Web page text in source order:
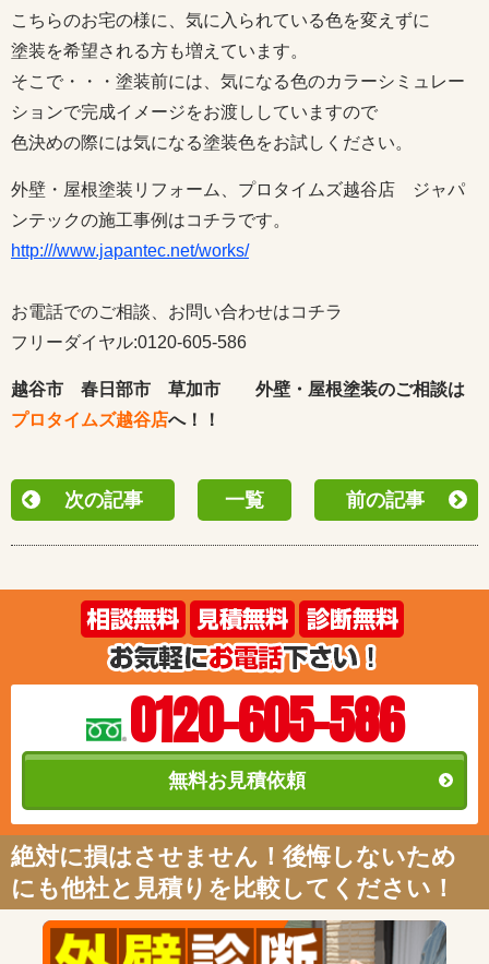
こちらのお宅の様に、気に入られている色を変えずに
塗装を希望される方も増えています。
そこで・・・塗装前には、気になる色のカラーシミュレー
ションで完成イメージをお渡ししていますので
色決めの際には気になる塗装色をお試しください。
外壁・屋根塗装リフォーム、プロタイムズ越谷店 ジャパ
ンテックの施工事例はコチラです。
http:///www.japantec.net/works/
お電話でのご相談、お問い合わせはコチラ
フリーダイヤル:0120-605-586
越谷市 春日部市 草加市 外壁・屋根塗装のご相談は
プロタイムズ越谷店へ！！
次の記事 一覧 前の記事
0120-605-586
無料お見積依頼
絶対に損はさせません！後悔しないため
にも他社と見積りを比較してください！